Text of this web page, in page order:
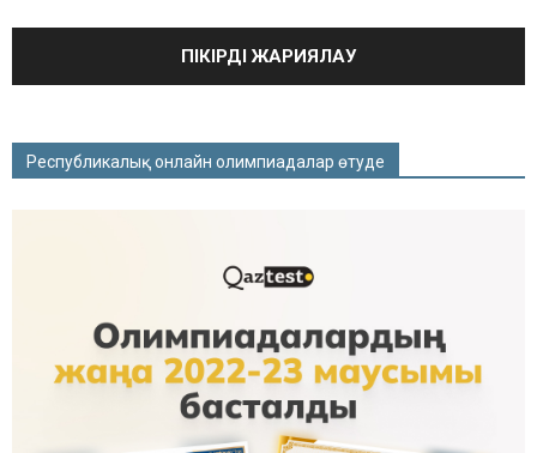
Республикалық онлайн олимпиадалар өтуде